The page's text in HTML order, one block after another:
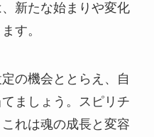
新たな始まりや変化
す。
の機会ととらえ、自
ましょう。スピリチ
れは魂の成長と変容